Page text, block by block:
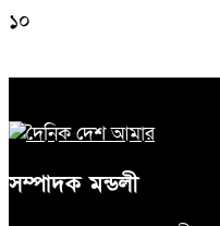
১০
সম্পাদক মন্ডলী